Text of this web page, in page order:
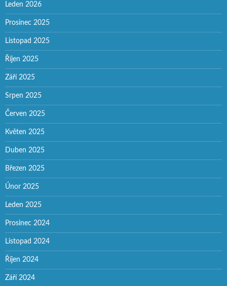
Leden 2026
Prosinec 2025
Listopad 2025
Říjen 2025
Září 2025
Srpen 2025
Červen 2025
Květen 2025
Duben 2025
Březen 2025
Únor 2025
Leden 2025
Prosinec 2024
Listopad 2024
Říjen 2024
Září 2024